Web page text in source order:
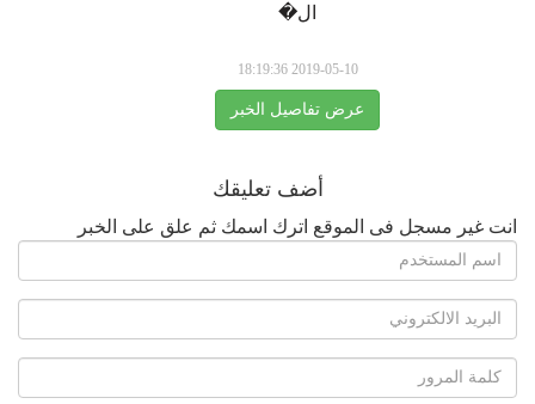
ال�
2019-05-10 18:19:36
عرض تفاصيل الخبر
أضف تعليقك
انت غير مسجل فى الموقع اترك اسمك ثم علق على الخبر